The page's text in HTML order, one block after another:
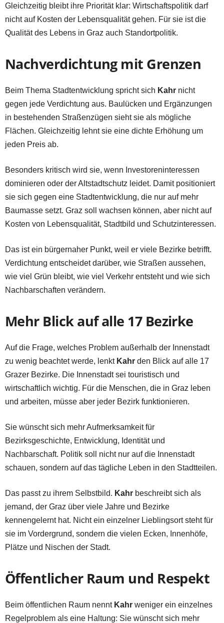
Gleichzeitig bleibt ihre Priorität klar: Wirtschaftspolitik darf
nicht auf Kosten der Lebensqualität gehen. Für sie ist die
Qualität des Lebens in Graz auch Standortpolitik.
Nachverdichtung mit Grenzen
Beim Thema Stadtentwicklung spricht sich Kahr nicht
gegen jede Verdichtung aus. Baulücken und Ergänzungen
in bestehenden Straßenzügen sieht sie als mögliche
Flächen. Gleichzeitig lehnt sie eine dichte Erhöhung um
jeden Preis ab.
Besonders kritisch wird sie, wenn Investoreninteressen
dominieren oder der Altstadtschutz leidet. Damit positioniert
sie sich gegen eine Stadtentwicklung, die nur auf mehr
Baumasse setzt. Graz soll wachsen können, aber nicht auf
Kosten von Lebensqualität, Stadtbild und Schutzinteressen.
Das ist ein bürgernaher Punkt, weil er viele Bezirke betrifft.
Verdichtung entscheidet darüber, wie Straßen aussehen,
wie viel Grün bleibt, wie viel Verkehr entsteht und wie sich
Nachbarschaften verändern.
Mehr Blick auf alle 17 Bezirke
Auf die Frage, welches Problem außerhalb der Innenstadt
zu wenig beachtet werde, lenkt Kahr den Blick auf alle 17
Grazer Bezirke. Die Innenstadt sei touristisch und
wirtschaftlich wichtig. Für die Menschen, die in Graz leben
und arbeiten, müsse aber jeder Bezirk funktionieren.
Sie wünscht sich mehr Aufmerksamkeit für
Bezirksgeschichte, Entwicklung, Identität und
Nachbarschaft. Politik soll nicht nur auf die Innenstadt
schauen, sondern auf das tägliche Leben in den Stadtteilen.
Das passt zu ihrem Selbstbild. Kahr beschreibt sich als
jemand, der Graz über viele Jahre und Bezirke
kennengelernt hat. Nicht ein einzelner Lieblingsort steht für
sie im Vordergrund, sondern die vielen Ecken, Innenhöfe,
Plätze und Nischen der Stadt.
Öffentlicher Raum und Respekt
Beim öffentlichen Raum nennt Kahr weniger ein einzelnes
Regelproblem als eine Haltung: Sie wünscht sich mehr